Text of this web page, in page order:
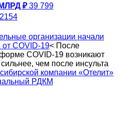
₽ 39 799
2154
организации начали
COVID-19< После
COVID‑19 возникают
чем после инсульта
компании «Отелит»
РДКМ